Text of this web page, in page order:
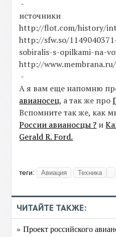
-
источники
http://flot.com/history/
http://sfw.so/
sobiralis-s-opilkami-na-
http://www.membrana.ru/
-
А я вам еще напомню
авианосец, а так же про
Вспомните так же, как
России авианосцы ? и
Gerald R. Ford.
теги: Авиация Техника
ЧИТАЙТЕ ТАКЖЕ:
» Проект российского